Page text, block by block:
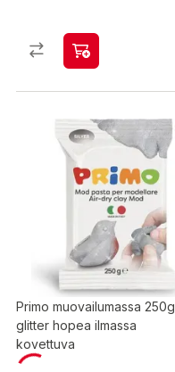
Primo muovailumassa 250g
glitter hopea ilmassa
kovettuva